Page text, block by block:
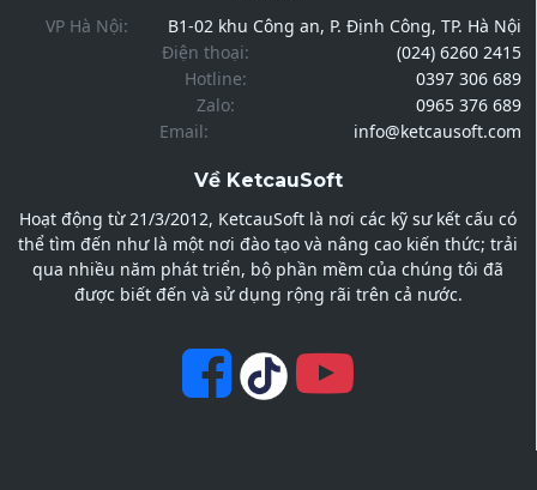
VP Hà Nội:
B1-02 khu Công an, P. Định Công, TP. Hà Nội
Điện thoại:
(024) 6260 2415
Hotline:
0397 306 689
Zalo:
0965 376 689
Email:
info@ketcausoft.com
Về KetcauSoft
Hoạt động từ 21/3/2012, KetcauSoft là nơi các kỹ sư kết cấu có
thể tìm đến như là một nơi đào tạo và nâng cao kiến thức; trải
qua nhiều năm phát triển, bộ phần mềm của chúng tôi đã
được biết đến và sử dụng rộng rãi trên cả nước.